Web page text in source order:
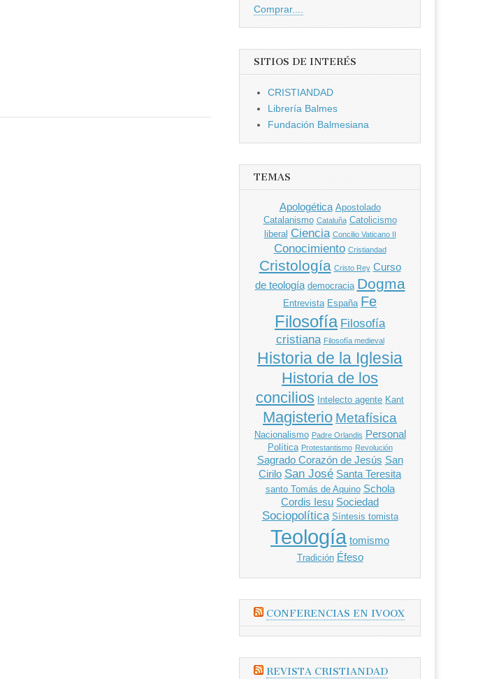
Comprar....
SITIOS DE INTERÉS
CRISTIANDAD
Librería Balmes
Fundación Balmesiana
TEMAS
Apologética Apostolado
Catalanismo Cataluña Catolicismo
liberal Ciencia Concilio Vaticano II
Conocimiento Cristiandad
Cristología Cristo Rey Curso
de teología democracia Dogma
Entrevista España Fe
Filosofía Filosofía
cristiana Filosofía medieval
Historia de la Iglesia
Historia de los
concilios Intelecto agente Kant
Magisterio Metafísica
Nacionalismo Padre Orlandis Personal
Política Protestantismo Revolución
Sagrado Corazón de Jesús San
Cirilo San José Santa Teresita
santo Tomás de Aquino Schola
Cordis Iesu Sociedad
Sociopolítica Síntesis tomista
Teología tomismo
Tradición Éfeso
CONFERENCIAS EN IVOOX
REVISTA CRISTIANDAD